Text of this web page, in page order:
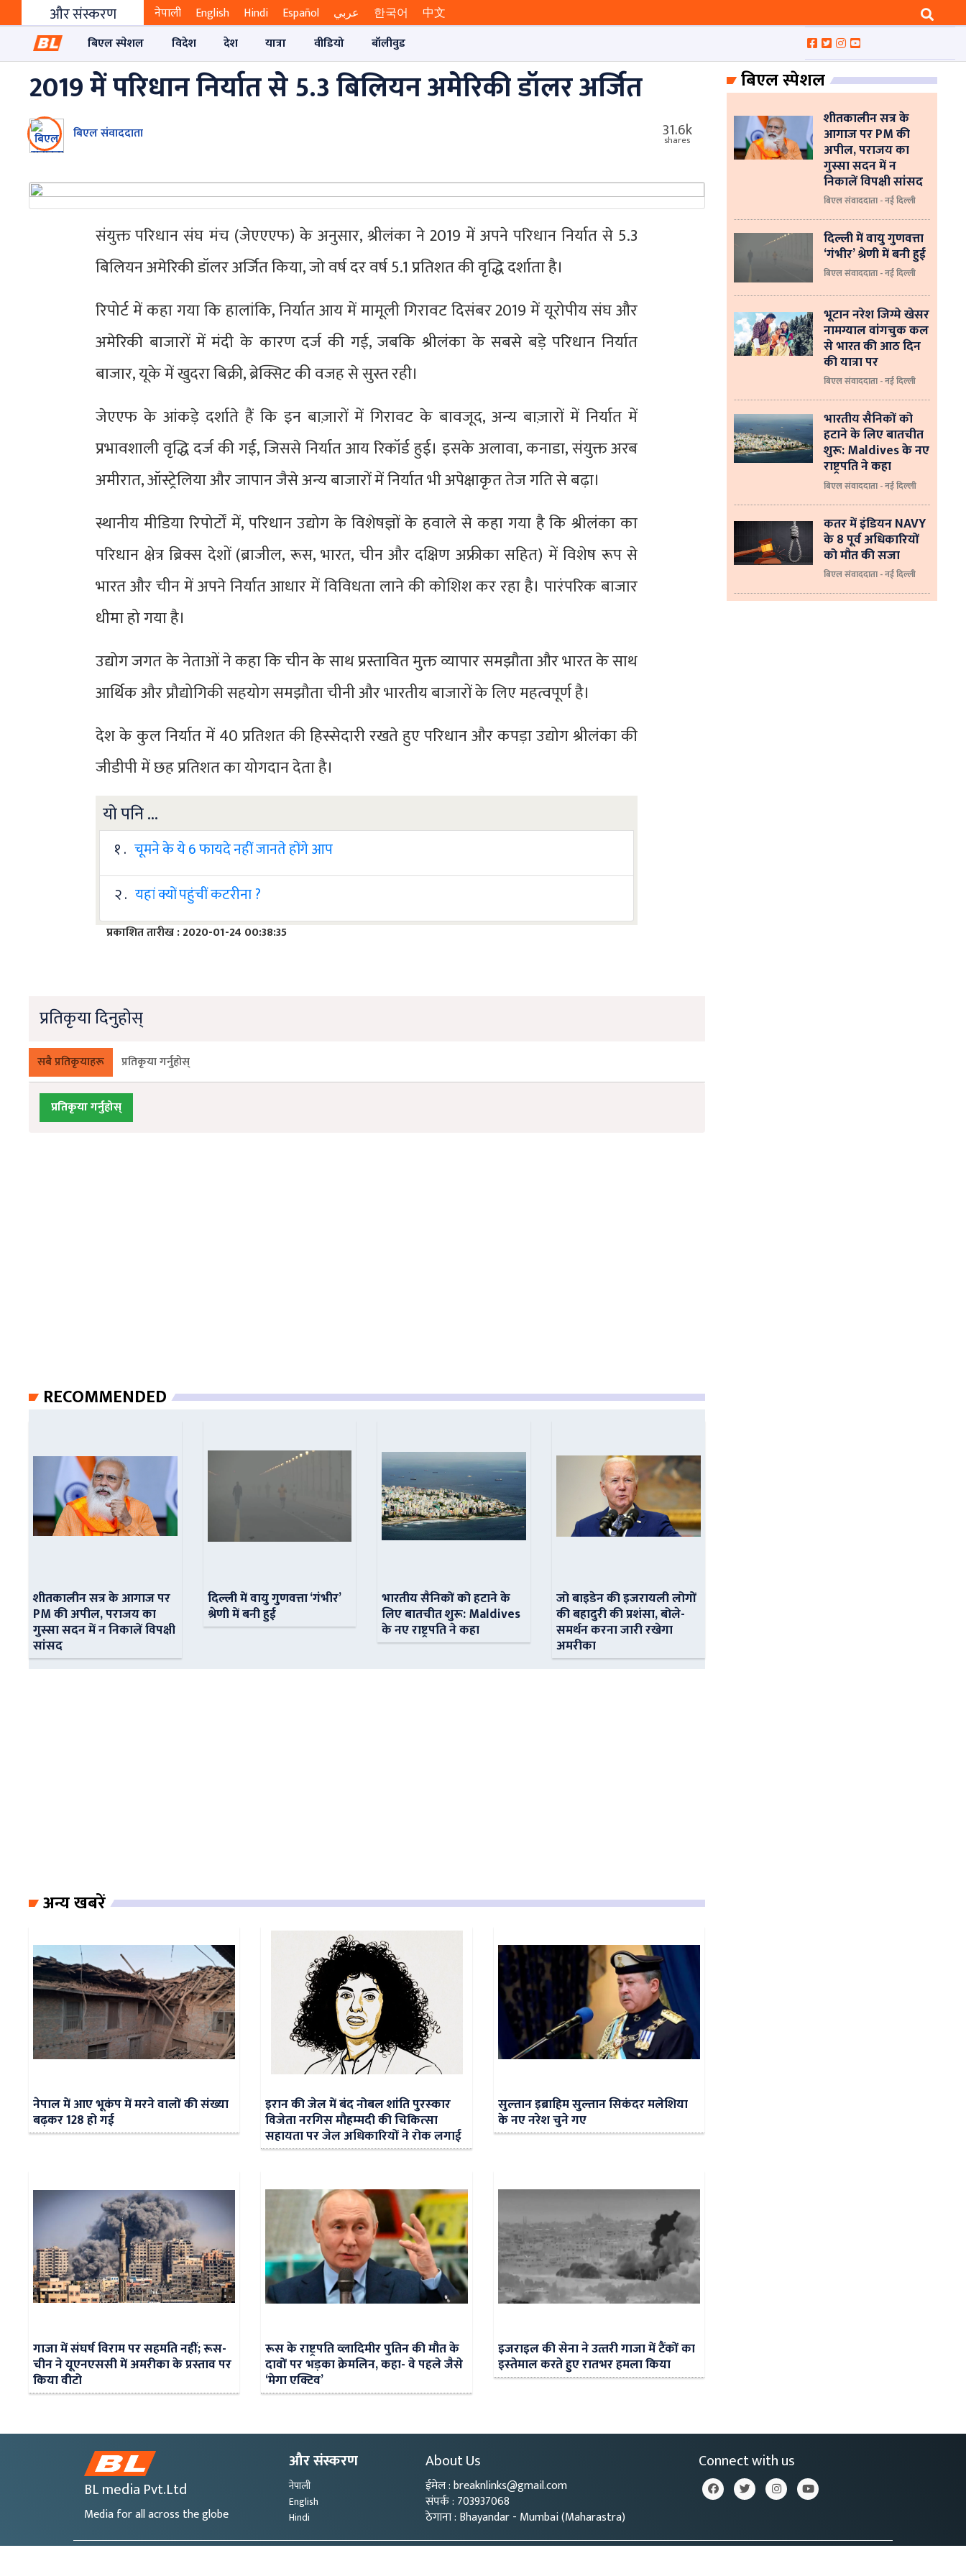
और संस्करण नेपाली English Hindi Español عربي 한국어
中文
बिएल स्पेशल
विदेश देश यात्रा वीडियो बॉलीवुड
2019 में परिधान निर्यात से 5.3 बिलियन अमेरिकी डॉलर अर्जित
बिएल संवाददाता 31.6k
shares
संयुक्त परिधान संघ मंच (जेएएएफ) के अनुसार, श्रीलंका ने 2019 में अपने परिधान निर्यात से 5.3
बिलियन अमेरिकी डॉलर अर्जित किया, जो वर्ष दर वर्ष 5.1 प्रतिशत की वृद्धि दर्शाता है।
रिपोर्ट में कहा गया कि हालांकि, निर्यात आय में मामूली गिरावट दिसंबर 2019 में यूरोपीय संघ और
अमेरिकी बाजारों में मंदी के कारण दर्ज की गई, जबकि श्रीलंका के सबसे बड़े परिधान निर्यात
बाजार, यूके में खुदरा बिक्री, ब्रेक्सिट की वजह से सुस्त रही।
जेएएफ के आंकड़े दर्शाते हैं कि इन बाज़ारों में गिरावट के बावजूद, अन्य बाज़ारों में निर्यात में
प्रभावशाली वृद्धि दर्ज की गई, जिससे निर्यात आय रिकॉर्ड हुई। इसके अलावा, कनाडा, संयुक्त अरब
अमीरात, ऑस्ट्रेलिया और जापान जैसे अन्य बाजारों में निर्यात भी अपेक्षाकृत तेज गति से बढ़ा।
स्थानीय मीडिया रिपोर्टों में, परिधान उद्योग के विशेषज्ञों के हवाले से कहा गया है कि श्रीलंका का
परिधान क्षेत्र ब्रिक्स देशों (ब्राजील, रूस, भारत, चीन और दक्षिण अफ्रीका सहित) में विशेष रूप से
भारत और चीन में अपने निर्यात आधार में विविधता लाने की कोशिश कर रहा है। पारंपरिक बाजार
धीमा हो गया है।
उद्योग जगत के नेताओं ने कहा कि चीन के साथ प्रस्तावित मुक्त व्यापार समझौता और भारत के साथ
आर्थिक और प्रौद्योगिकी सहयोग समझौता चीनी और भारतीय बाजारों के लिए महत्वपूर्ण है।
देश के कुल निर्यात में 40 प्रतिशत की हिस्सेदारी रखते हुए परिधान और कपड़ा उद्योग श्रीलंका की
जीडीपी में छह प्रतिशत का योगदान देता है।
यो पनि ...
१ . चूमने के ये 6 फायदे नहीं जानते होंगे आप
२ . यहां क्यों पहुंचीं कटरीना ?
प्रकाशित तारीख : 2020-01-24 00:38:35
प्रतिकृया दिनुहोस्
सबै प्रतिकृयाहरू प्रतिकृया गर्नुहोस्
प्रतिकृया गर्नुहोस्
RECOMMENDED
शीतकालीन सत्र के आगाज पर
PM की अपील, पराजय का
गुस्सा सदन में न निकालें विपक्षी
सांसद
दिल्ली में वायु गुणवत्ता ‘गंभीर’
श्रेणी में बनी हुई
भारतीय सैनिकों को हटाने के
लिए बातचीत शुरू: Maldives
के नए राष्ट्रपति ने कहा
जो बाइडेन की इजरायली लोगों
की बहादुरी की प्रशंसा, बोले-
समर्थन करना जारी रखेगा
अमरीका
अन्य खबरें
नेपाल में आए भूकंप में मरने वालों की संख्या
बढ़कर 128 हो गई
इरान की जेल में बंद नोबल शांति पुरस्‍कार
विजेता नरगिस मौहम्‍मदी की चिकित्‍सा
सहायता पर जेल अधिकारियों ने रोक लगाई
सुल्‍तान इब्राहिम सुल्तान सिकंदर मलेशिया
के नए नरेश चुने गए
गाजा में संघर्ष विराम पर सहमति नहीं; रूस-
चीन ने यूएनएससी में अमरीका के प्रस्ताव पर
किया वीटो
रूस के राष्ट्रपति व्लादिमीर पुतिन की मौत के
दावों पर भड़का क्रेमलिन, कहा- वे पहले जैसे
‘मेगा एक्टिव’
इजराइल की सेना ने उत्‍तरी गाजा में टैंकों का
इस्‍तेमाल करते हुए रातभर हमला किया
बिएल स्पेशल
शीतकालीन सत्र के
आगाज पर PM की
अपील, पराजय का
गुस्सा सदन में न
निकालें विपक्षी सांसद
बिएल संवाददाता - नई दिल्ली
दिल्ली में वायु गुणवत्ता
‘गंभीर’ श्रेणी में बनी हुई
बिएल संवाददाता - नई दिल्ली
भूटान नरेश जिग्मे खेसर
नामग्याल वांगचुक कल
से भारत की आठ दिन
की यात्रा पर
बिएल संवाददाता - नई दिल्ली
भारतीय सैनिकों को
हटाने के लिए बातचीत
शुरू: Maldives के नए
राष्ट्रपति ने कहा
बिएल संवाददाता - नई दिल्‍ली
कतर में इंडियन NAVY
के 8 पूर्व अधिकारियों
को मौत की सजा
बिएल संवाददाता - नई दिल्ली
BL media Pvt.Ltd
Media for all across the globe
और संस्करण
नेपाली
English
Hindi
About Us
ईमेल : breaknlinks@gmail.com
संपर्क : 703937068
ठेगाना : Bhayandar - Mumbai (Maharastra)
Connect with us